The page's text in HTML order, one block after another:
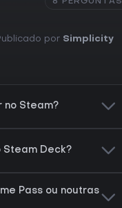
por Simplicity
no Steam?
Steam Deck?
Pass ou noutras